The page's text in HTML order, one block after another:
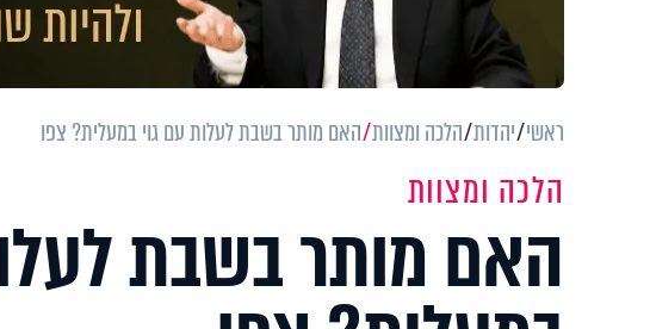
ראשי יהדות הלכה ומצוות האם מותר בשבת לעלות עם גוי במעלית? צפו
הלכה ומצוות
האם מותר בשבת